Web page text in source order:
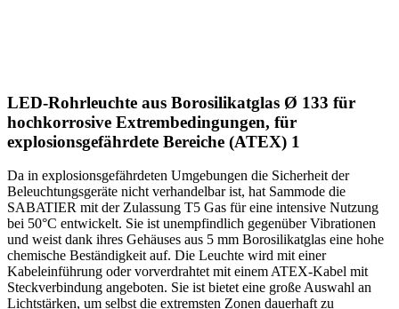
LED-Rohrleuchte aus Borosilikatglas Ø 133 für
hochkorrosive Extrembedingungen, für
explosionsgefährdete Bereiche (ATEX) 1
Da in explosionsgefährdeten Umgebungen die Sicherheit der
Beleuchtungsgeräte nicht verhandelbar ist, hat Sammode die
SABATIER mit der Zulassung T5 Gas für eine intensive Nutzung
bei 50°C entwickelt. Sie ist unempfindlich gegenüber Vibrationen
und weist dank ihres Gehäuses aus 5 mm Borosilikatglas eine hohe
chemische Beständigkeit auf. Die Leuchte wird mit einer
Kabeleinführung oder vorverdrahtet mit einem ATEX-Kabel mit
Steckverbindung angeboten. Sie ist bietet eine große Auswahl an
Lichtstärken, um selbst die extremsten Zonen dauerhaft zu